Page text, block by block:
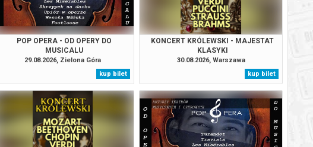
POP OPERA - OD OPERY DO
MUSICALU
29.08.2026, Zielona Góra
kup bilet
KONCERT KRÓLEWSKI - MAJESTAT
KLASYKI
30.08.2026, Warszawa
kup bilet